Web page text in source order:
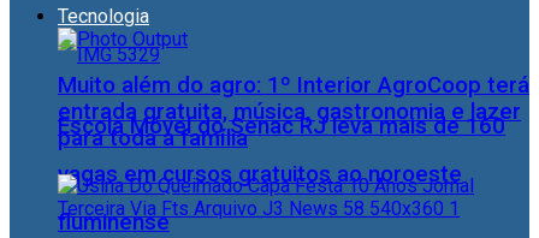
Escola Móvel do Senac RJ leva mais de 160
vagas em cursos gratuitos ao noroeste
fluminense
Tecnologia
Muito além do agro: 1º Interior AgroCoop terá
entrada gratuita, música, gastronomia e lazer
para toda a família